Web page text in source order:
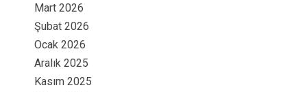
Mart 2026
Şubat 2026
Ocak 2026
Aralık 2025
Kasım 2025